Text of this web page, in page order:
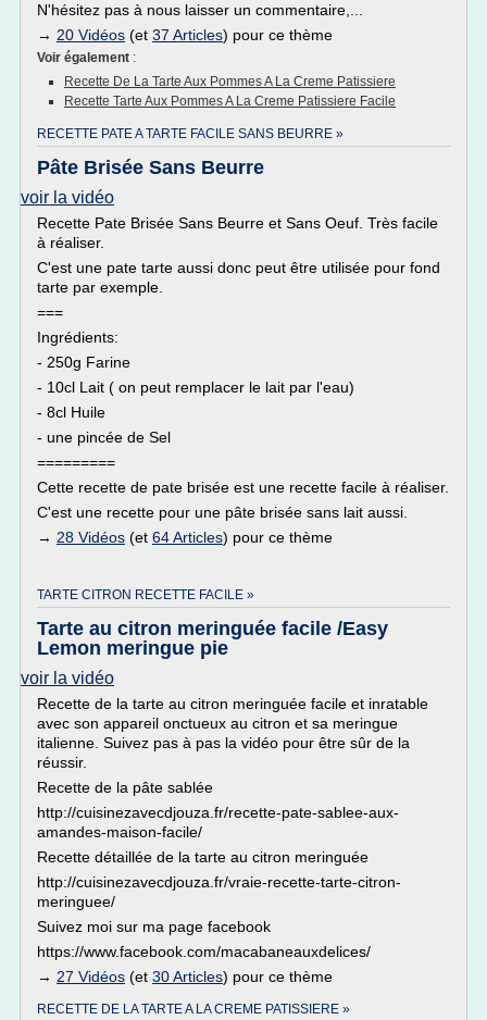
N'hésitez pas à nous laisser un commentaire,...
→ 20 Vidéos (et 37 Articles) pour ce thème
Voir également :
Recette De La Tarte Aux Pommes A La Creme Patissiere
Recette Tarte Aux Pommes A La Creme Patissiere Facile
RECETTE PATE A TARTE FACILE SANS BEURRE »
Pâte Brisée Sans Beurre
voir la vidéo
Recette Pate Brisée Sans Beurre et Sans Oeuf. Très facile
à réaliser.
C'est une pate tarte aussi donc peut être utilisée pour fond
tarte par exemple.
===
Ingrédients:
- 250g Farine
- 10cl Lait ( on peut remplacer le lait par l'eau)
- 8cl Huile
- une pincée de Sel
=========
Cette recette de pate brisée est une recette facile à réaliser.
C'est une recette pour une pâte brisée sans lait aussi.
→ 28 Vidéos (et 64 Articles) pour ce thème
TARTE CITRON RECETTE FACILE »
Tarte au citron meringuée facile /Easy
Lemon meringue pie
voir la vidéo
Recette de la tarte au citron meringuée facile et inratable
avec son appareil onctueux au citron et sa meringue
italienne. Suivez pas à pas la vidéo pour être sûr de la
réussir.
Recette de la pâte sablée
http://cuisinezavecdjouza.fr/recette-pate-sablee-aux-
amandes-maison-facile/
Recette détaillée de la tarte au citron meringuée
http://cuisinezavecdjouza.fr/vraie-recette-tarte-citron-
meringuee/
Suivez moi sur ma page facebook
https://www.facebook.com/macabaneauxdelices/
→ 27 Vidéos (et 30 Articles) pour ce thème
RECETTE DE LA TARTE A LA CREME PATISSIERE »